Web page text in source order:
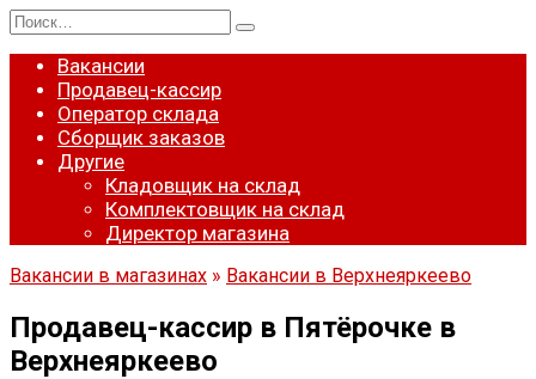
Перейти
к
содержанию
Search
for:
Вакансии
Продавец-кассир
Оператор склада
Сборщик заказов
Другие
Кладовщик на склад
Комплектовщик на склад
Директор магазина
Вакансии в магазинах » Вакансии в Верхнеяркеево
Продавец-кассир в Пятёрочке в
Верхнеяркеево